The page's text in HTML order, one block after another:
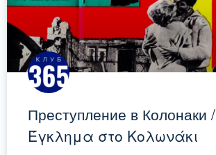
Преступление в Колонаки /
Έγκλημα στο Κολωνάκι